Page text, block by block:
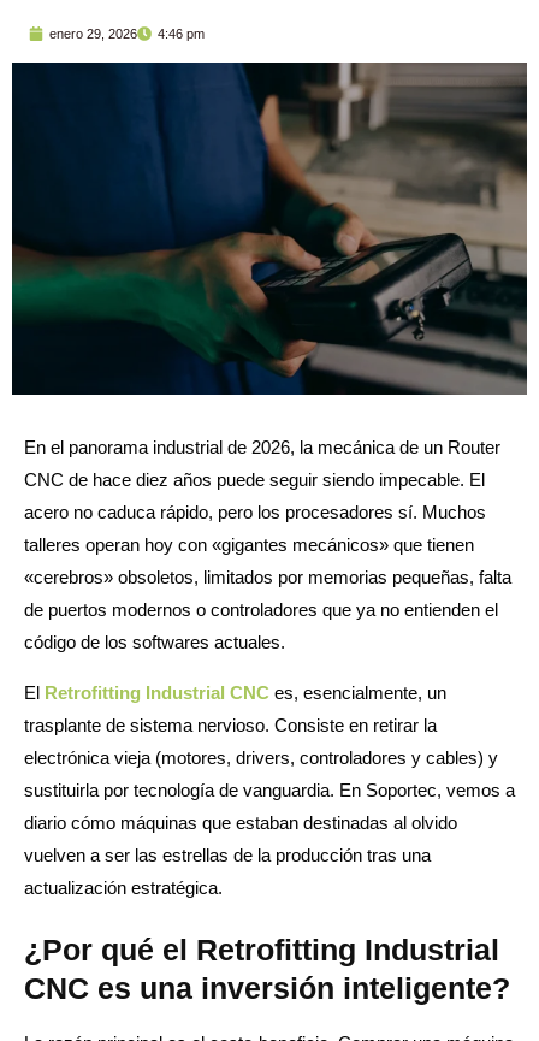
enero 29, 2026 4:46 pm
En el panorama industrial de 2026, la mecánica de un Router
CNC de hace diez años puede seguir siendo impecable. El
acero no caduca rápido, pero los procesadores sí. Muchos
talleres operan hoy con «gigantes mecánicos» que tienen
«cerebros» obsoletos, limitados por memorias pequeñas, falta
de puertos modernos o controladores que ya no entienden el
código de los softwares actuales.
El Retrofitting Industrial CNC es, esencialmente, un
trasplante de sistema nervioso. Consiste en retirar la
electrónica vieja (motores, drivers, controladores y cables) y
sustituirla por tecnología de vanguardia. En Soportec, vemos a
diario cómo máquinas que estaban destinadas al olvido
vuelven a ser las estrellas de la producción tras una
actualización estratégica.
¿Por qué el Retrofitting Industrial
CNC es una inversión inteligente?